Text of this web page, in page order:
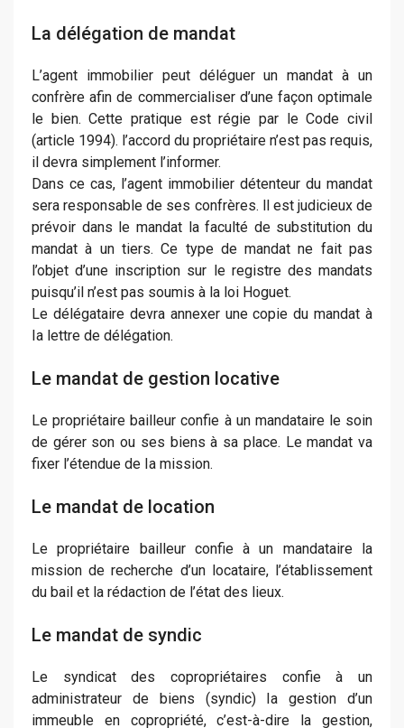
La délégation de mandat
L’agent immobilier peut déléguer un mandat à un
confrère afin de commercialiser d’une façon optimale
le bien. Cette pratique est régie par le Code civil
(article 1994). l’accord du propriétaire n’est pas requis,
il devra simplement l’informer.
Dans ce cas, l’agent immobilier détenteur du mandat
sera responsable de ses confrères. ll est judicieux de
prévoir dans le mandat la faculté de substitution du
mandat à un tiers. Ce type de mandat ne fait pas
l’objet d’une inscription sur le registre des mandats
puisqu’il n’est pas soumis à la loi Hoguet.
Le délégataire devra annexer une copie du mandat à
Ia lettre de délégation.
Le mandat de gestion locative
Le propriétaire bailleur confie à un mandataire le soin
de gérer son ou ses biens à sa place. Le mandat va
fixer l’étendue de Ia mission.
Le mandat de location
Le propriétaire bailleur confie à un mandataire la
mission de recherche d’un locataire, l’établissement
du bail et la rédaction de l’état des lieux.
Le mandat de syndic
Le syndicat des copropriétaires confie à un
administrateur de biens (syndic) Ia gestion d’un
immeuble en copropriété, c’est-à-dire la gestion,